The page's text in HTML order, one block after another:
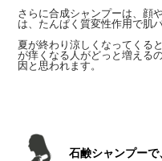
さらに合成シャンプーは、顔
は、たんぱく質変性作用で肌
夏が終わり涼しくなってくる
が痒くなる人がどっと増える
因と思われます。
石鹸シャンプーで